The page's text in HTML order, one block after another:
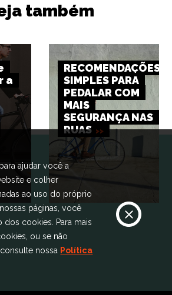
também
a
RECOMENDAÇÕES
SIMPLES PARA
PEDALAR COM
MAIS
SEGURANÇA NAS
RUAS
ajudar você a
e colher
ao uso do próprio
páginas, você
cookies. Para mais
ou se não
nossa Política